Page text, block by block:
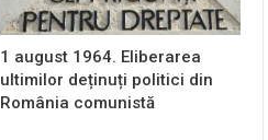
1 august 1964. Eliberarea
ultimilor deținuți politici din
România comunistă